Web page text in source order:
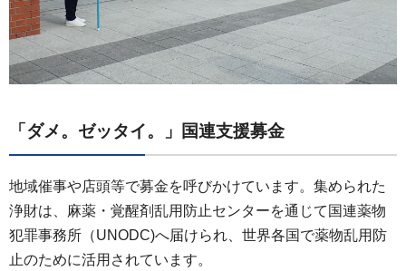
「ダメ。ゼッタイ。」国連支援募金
地域催事や店頭等で募金を呼びかけています。集められた
浄財は、麻薬・覚醒剤乱用防止センターを通じて国連薬物
犯罪事務所（UNODC)へ届けられ、世界各国で薬物乱用防
止のために活用されています。